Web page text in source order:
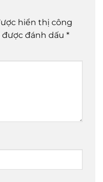
hiển thị công
đánh dấu *